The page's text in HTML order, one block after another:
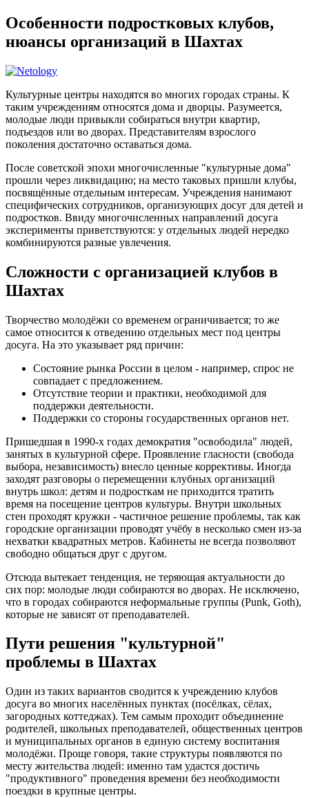
Особенности подростковых клубов,
нюансы организаций в Шахтах
Культурные центры находятся во многих городах страны. К
таким учреждениям относятся дома и дворцы. Разумеется,
молодые люди привыкли собираться внутри квартир,
подъездов или во дворах. Представителям взрослого
поколения достаточно оставаться дома.
После советской эпохи многочисленные "культурные дома"
прошли через ликвидацию; на место таковых пришли клубы,
посвящённые отдельным интересам. Учреждения нанимают
специфических сотрудников, организующих досуг для детей и
подростков. Ввиду многочисленных направлений досуга
эксперименты приветствуются: у отдельных людей нередко
комбинируются разные увлечения.
Сложности с организацией клубов в
Шахтах
Творчество молодёжи со временем ограничивается; то же
самое относится к отведению отдельных мест под центры
досуга. На это указывает ряд причин:
Состояние рынка России в целом - например, спрос не
совпадает с предложением.
Отсутствие теории и практики, необходимой для
поддержки деятельности.
Поддержки со стороны государственных органов нет.
Пришедшая в 1990-х годах демократия "освободила" людей,
занятых в культурной сфере. Проявление гласности (свобода
выбора, независимость) внесло ценные коррективы. Иногда
заходят разговоры о перемещении клубных организаций
внутрь школ: детям и подросткам не приходится тратить
время на посещение центров культуры. Внутри школьных
стен проходят кружки - частичное решение проблемы, так как
городские организации проводят учёбу в несколько смен из-за
нехватки квадратных метров. Кабинеты не всегда позволяют
свободно общаться друг с другом.
Отсюда вытекает тенденция, не теряющая актуальности до
сих пор: молодые люди собираются во дворах. Не исключено,
что в городах собираются неформальные группы (Punk, Goth),
которые не зависят от преподавателей.
Пути решения "культурной"
проблемы в Шахтах
Один из таких вариантов сводится к учреждению клубов
досуга во многих населённых пунктах (посёлках, сёлах,
загородных коттеджах). Тем самым проходит объединение
родителей, школьных преподавателей, общественных центров
и муниципальных органов в единую систему воспитания
молодёжи. Проще говоря, такие структуры появляются по
месту жительства людей: именно там удастся достичь
"продуктивного" проведения времени без необходимости
поездки в крупные центры.